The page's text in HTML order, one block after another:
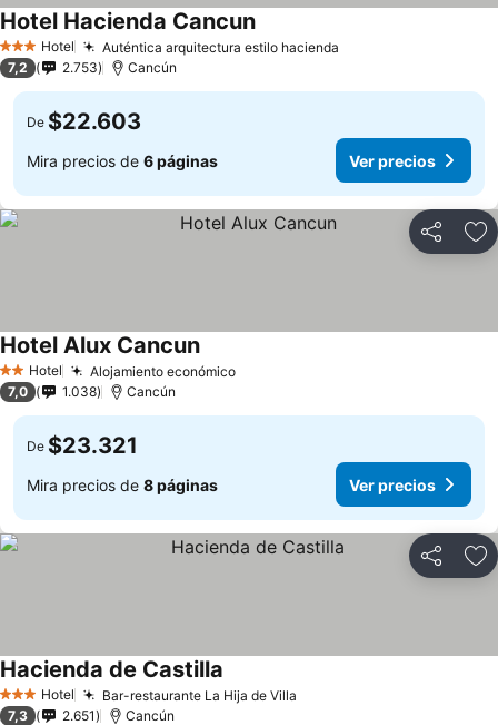
3 Estrellas
Hotel Auténtica arquitectura estilo hacienda
Hotel Hacienda Cancun
7,2 2.753 Cancún
De $22.603
Mira precios de 6 páginas Ver precios
Compartir
2 Estrellas
Hotel Alojamiento económico
Hotel Alux Cancun
7,0 1.038 Cancún
De $23.321
Mira precios de 8 páginas Ver precios
Compartir
3 Estrellas
Hotel Bar-restaurante La Hija de Villa
Hacienda de Castilla
7,3 2.651 Cancún